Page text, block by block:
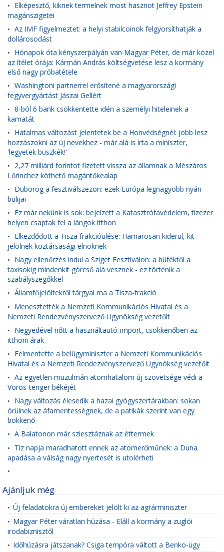
• Elképesztő, kiknek termelnek most hasznot Jeffrey Epstein
magánszigetei
• Az IMF figyelmeztet: a helyi stabilcoinok felgyorsíthatják a
dollárosodást
• Hónapok óta kényszerpályán van Magyar Péter, de már közel
az ítélet órája: Kármán András költségvetése lesz a kormány
első nagy próbatétele
• Washingtoni partnerrel erősítené a magyarországi
fegyvergyártást Jászai Gellért
• 8-ból 6 bank csökkentette idén a személyi hiteleinek a
kamatát
• Hatalmas változást jelentetek be a Honvédségnél: jobb lesz
hozzászokni az új nevekhez - már alá is írta a miniszter,
'legyetek büszkék!'
• 2,27 milliárd forintot fizetett vissza az államnak a Mészáros
Lőrinchez köthető magántőkealap
• Dübörög a fesztiválszezon: ezek Európa legnagyobb nyári
bulijai
• Ez már nekünk is sok: bejelzett a Katasztrófavédelem, tízezer
helyen csaptak fel a lángok itthon
• Elkezdődött a Tisza frakcióülése: Hamarosan kiderül, kit
jelölnek köztársasági elnöknek
• Nagy ellenőrzés indul a Sziget Fesztiválon: a büféktől a
taxisokig mindenkit górcső alá vesznek - ez történik a
szabályszegőkkel
• Államfőjelöltekről tárgyal ma a Tisza-frakció
• Menesztették a Nemzeti Kommunikációs Hivatal és a
Nemzeti Rendezvényszervező Ügynökség vezetőit
• Negyedével nőtt a használtautó-import, csökkenőben az
itthoni árak
• Felmentette a belügyminiszter a Nemzeti Kommunikációs
Hivatal és a Nemzeti Rendezvényszervező Ügynökség vezetőit
• Az egyetlen muzulmán atomhatalom új szövetsége védi a
Vörös-tenger békéjét
• Nagy változás élesedik a hazai gyógyszertárakban: sokan
örülnek az áfamentességnek, de a patikák szerint van egy
bökkenő
• A Balatonon már sziesztáznak az éttermek
• Tíz napja maradhatott ennek az atomerőműnek: a Duna
apadása a válság nagy nyertesét is utolérheti
•
Ajánljuk még
• Új feladatokra új embereket jelölt ki az agrárminiszter
• Magyar Péter váratlan húzása - Eláll a kormány a zuglói
irodabiznisztől
• Időhúzásra játszanak? Csiga tempóra váltott a Benko-ügy